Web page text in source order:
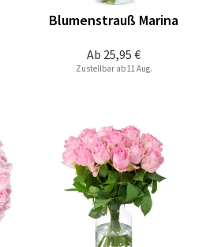
Ab 25,95 €
Blumenstrauß Marina
Zustellbar ab 11 Aug.